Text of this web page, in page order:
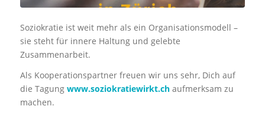
Soziokratie ist weit mehr als ein Organisationsmodell –
sie steht für innere Haltung und gelebte
Zusammenarbeit.
Als Kooperationspartner freuen wir uns sehr, Dich auf
die Tagung www.soziokratiewirkt.ch aufmerksam zu
machen.